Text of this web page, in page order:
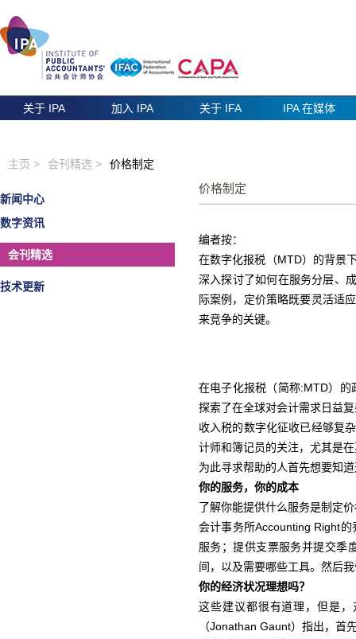
关于 IPA 加入 IPA 关于 IFA IPA 在媒体
主页 > 会刊精选 > 价格制定
新闻中心
数字资讯
会刊精选
技术更新
价格制定
编者按：
在数字化报税（MTD）的背景
深入探讨了如何在服务分层、
际案例，定价策略既要灵活适
来竞争的关键。
在电子化报税（简称:MTD）
探索了在全球对会计需求日益
收入税的数字化征收已经够复
计师和簿记员的关注，尤其是
为此寻求帮助的人首先想要知
你的服务，你的成本
了解你能提供什么服务是制定
会计事务所Accounting Right
服务；提供支票服务并提交季
间，以及需要哪些工具。然后
你的经济状况理想吗？
这些建议都很有道理，但是
（Jonathan Gaunt）指出，首